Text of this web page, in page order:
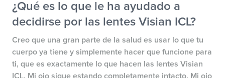
¿Qué es lo que le ha ayudado a
decidirse por las lentes Visian ICL?
Creo que una gran parte de la salud es usar lo que tu
cuerpo ya tiene y simplemente hacer que funcione para
ti, que es exactamente lo que hacen las lentes Visian
ICL. Mi ojo sigue estando completamente intacto. Mi ojo